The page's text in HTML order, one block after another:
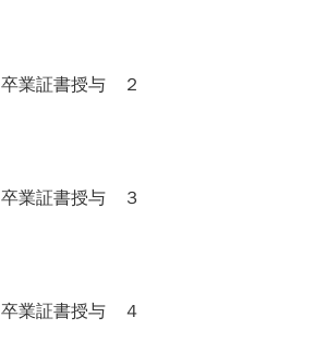
卒業証書授与 ２
卒業証書授与 ３
卒業証書授与 ４